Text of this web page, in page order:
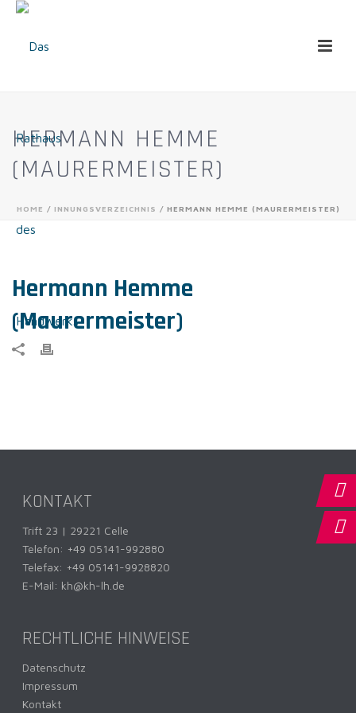
HERMANN HEMME
(MAURERMEISTER)
HOME / INNUNGSVERZEICHNIS / HERMANN HEMME (MAURERMEISTER)
Hermann Hemme
(Maurermeister)
KONTAKT
Trift 23 | 29221 Celle
Telefon: +49 05141-992880
Telefax: +49 05141-9928820
E-Mail: kh@kh-lh.de
RECHTLICHE HINWEISE
Datenschutz
Impressum
Kontakt